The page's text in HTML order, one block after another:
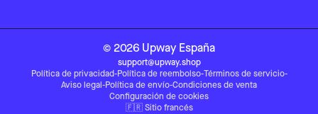
© 2026 Upway España
support@upway.shop
Política de privacidad-Política de reembolso-Términos de servicio-
Aviso legal -Política de envío-Condiciones de venta
Configuración de cookies
🇫🇷 Sitio francés